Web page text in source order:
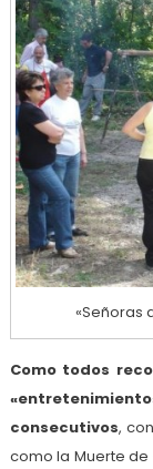
«Señoras
Como todos
consecutivos,
como la Muerte de